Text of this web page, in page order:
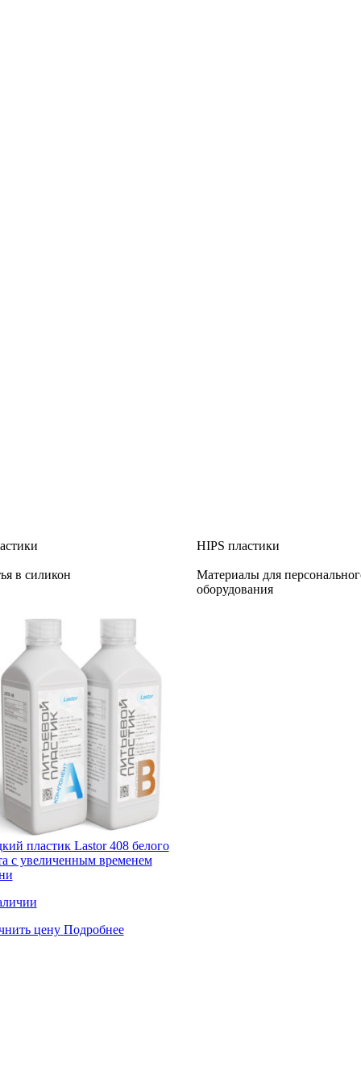
HIPS пластики
в силикон
Материалы для
оборудования
пластик Lastor 408 белого
с увеличенным временем
цену Подробнее